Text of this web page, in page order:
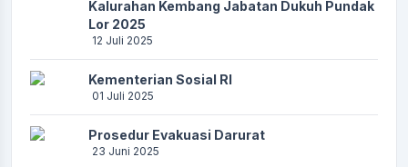
Kalurahan Kembang Jabatan Dukuh Pundak
Lor 2025
12 Juli 2025
Kementerian Sosial RI
01 Juli 2025
Prosedur Evakuasi Darurat
23 Juni 2025